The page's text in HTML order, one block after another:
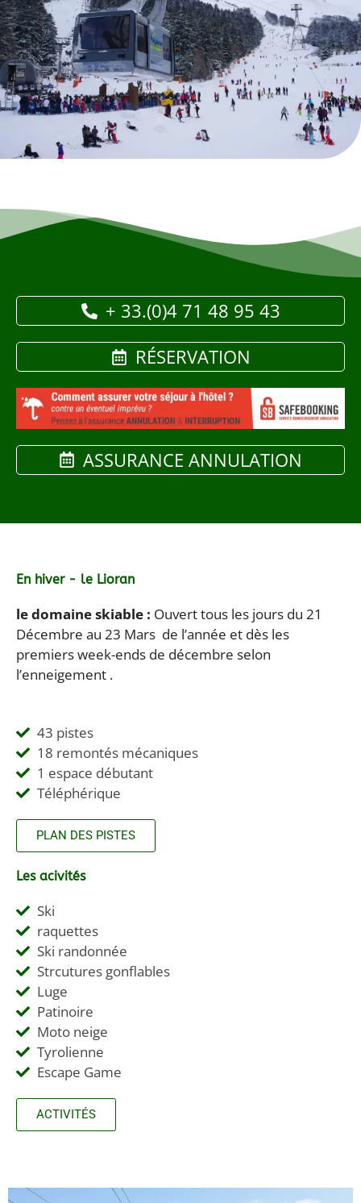
+ 33.(0)4 71 48 95 43
RÉSERVATION
ASSURANCE ANNULATION
En hiver - le Lioran
le domaine skiable : Ouvert tous les jours du 21
Décembre au 23 Mars de l’année et dès les
premiers week-ends de décembre selon
l’enneigement .
43 pistes
18 remontés mécaniques
1 espace débutant
Téléphérique
PLAN DES PISTES
Les acivités
Ski
raquettes
Ski randonnée
Strcutures gonflables
Luge
Patinoire
Moto neige
Tyrolienne
Escape Game
ACTIVITÉS